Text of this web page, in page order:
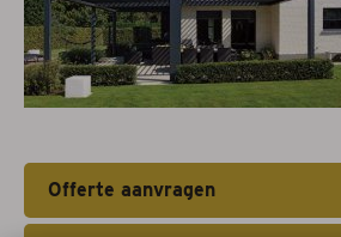
Acties
Afspraak maken
Contact
Offerte aanvragen